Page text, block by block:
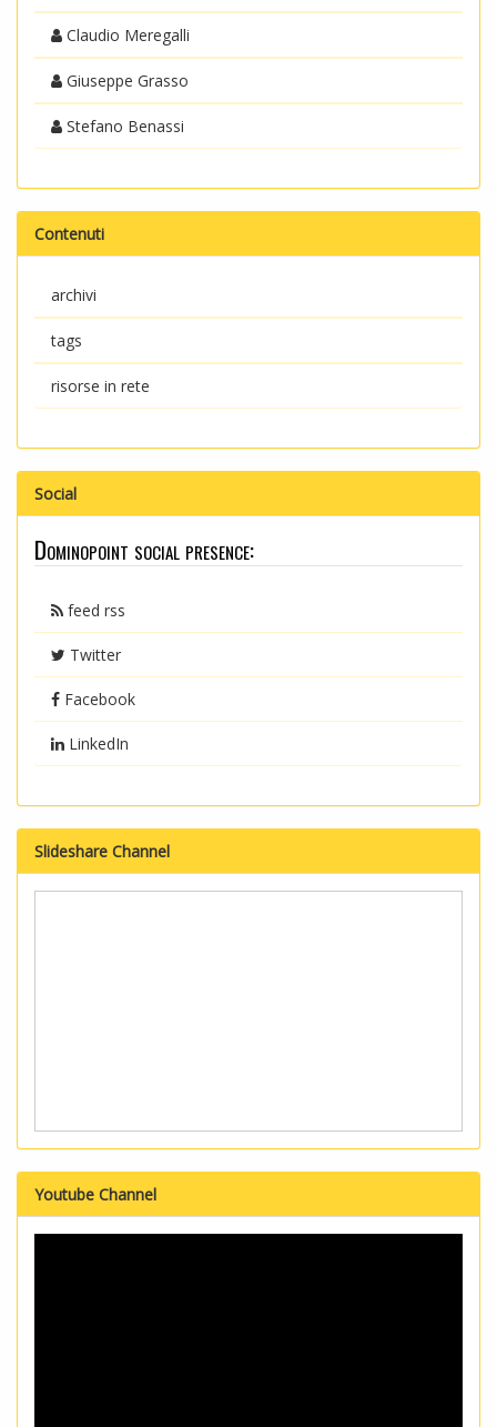
Claudio Meregalli
Giuseppe Grasso
Stefano Benassi
Contenuti
archivi
tags
risorse in rete
Social
Dominopoint social presence:
feed rss
Twitter
Facebook
LinkedIn
Slideshare Channel
Youtube Channel